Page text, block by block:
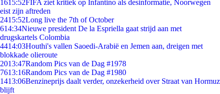
1615:52FIFA ziet kritiek op Infantino als desinformatie, Noorwegen
eist zijn aftreden
2415:52Long live the 7th of October
614:34Nieuwe president De la Espriella gaat strijd aan met
drugskartels Colombia
4414:03Houthi's vallen Saoedi-Arabië en Jemen aan, dreigen met
blokkade olieroute
2013:47Random Pics van de Dag #1978
7613:16Random Pics van de Dag #1980
1413:06Benzineprijs daalt verder, onzekerheid over Straat van Hormuz
blijft